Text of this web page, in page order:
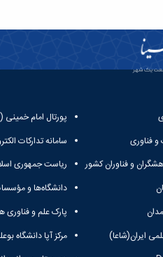
فناوری
و فناوران کشور
ایران(شاعا)
پورتال امام خمینی
سامانه تدارکات
ریاست جمهوری
دانشگاه‌ها و
پارک علم و فناوری
مرکز آپا دانشگاه